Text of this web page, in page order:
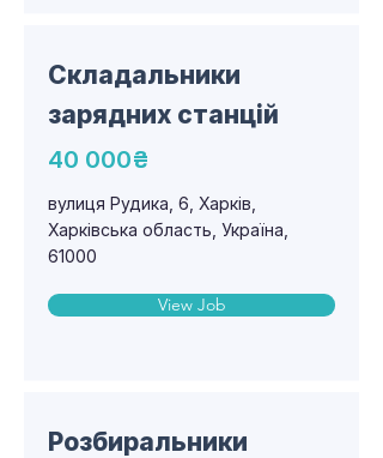
Складальники
зарядних станцій
40 000₴
вулиця Рудика, 6, Харків,
Харківська область, Україна,
61000
View Job
Розбиральники